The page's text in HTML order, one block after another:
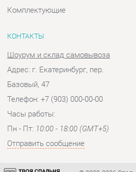
Базовый, 47
Часы работы:
Отправить сообщение